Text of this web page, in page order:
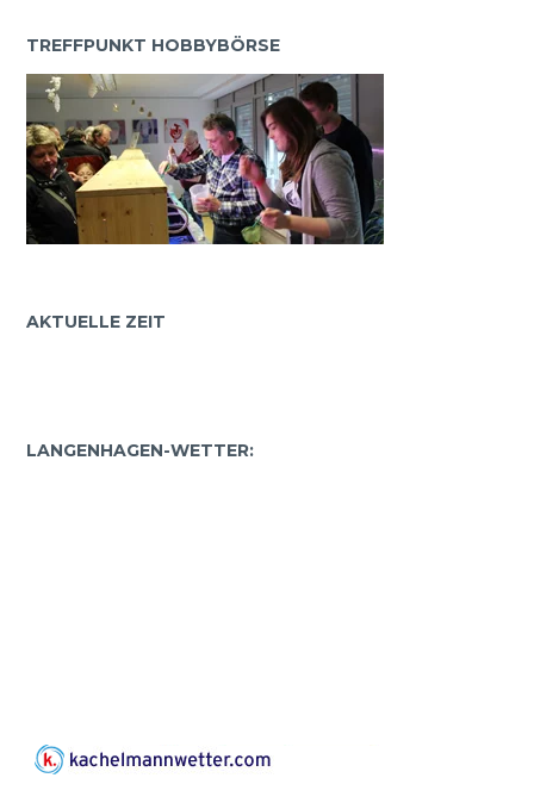
TREFFPUNKT HOBBYBÖRSE
AKTUELLE ZEIT
LANGENHAGEN-WETTER: